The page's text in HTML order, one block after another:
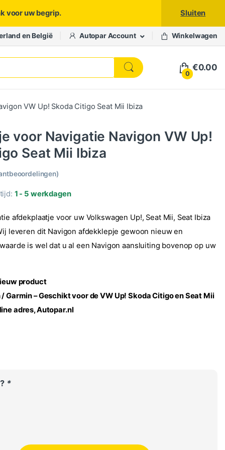
voor uw begrip. Sluiten
en België Autopar Account Winkelwagen
0
€0.00
VW Up! Skoda Citigo Seat Mii Ibiza
voor Navigatie Navigon VW Up!
Seat Mii Ibiza
1 - 5 werkdagen
afdekplaatje voor uw Volkswagen Up!, Seat Mii, Seat Ibiza
leveren dit Navigon afdekklepje gewoon nieuw en
is wel dat u al een Navigon aansluiting bovenop op uw
product
/ Garmin – Geschikt voor de VW Up! Skoda Citigo en Seat Mii
adres, Autopar.nl
*